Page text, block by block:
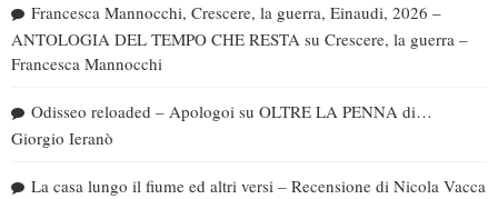
Francesca Mannocchi, Crescere, la guerra, Einaudi, 2026 –
ANTOLOGIA DEL TEMPO CHE RESTA su Crescere, la guerra –
Francesca Mannocchi
Odisseo reloaded – Apologoi su OLTRE LA PENNA di…
Giorgio Ieranò
La casa lungo il fiume ed altri versi – Recensione di Nicola Vacca